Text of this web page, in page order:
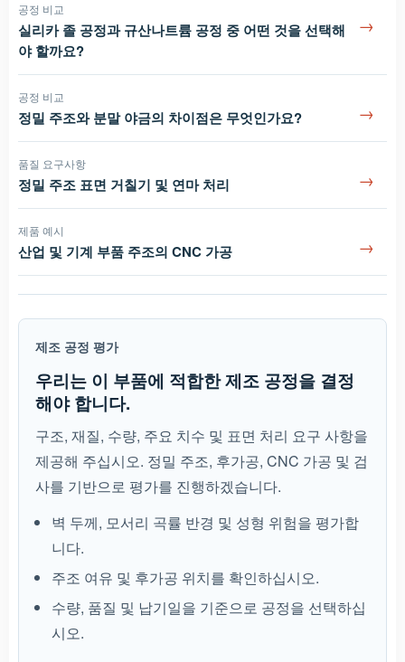
공정 비교
실리카 졸 공정과 규산나트륨 공정 중 어떤 것을 선택해
야 할까요?
→
공정 비교
정밀 주조와 분말 야금의 차이점은 무엇인가요? →
품질 요구사항
정밀 주조 표면 거칠기 및 연마 처리 →
제품 예시
산업 및 기계 부품 주조의 CNC 가공 →
제조 공정 평가
우리는 이 부품에 적합한 제조 공정을 결정
해야 합니다.
구조, 재질, 수량, 주요 치수 및 표면 처리 요구 사항을
제공해 주십시오. 정밀 주조, 후가공, CNC 가공 및 검
사를 기반으로 평가를 진행하겠습니다.
벽 두께, 모서리 곡률 반경 및 성형 위험을 평가합
니다.
주조 여유 및 후가공 위치를 확인하십시오.
수량, 품질 및 납기일을 기준으로 공정을 선택하십
시오.